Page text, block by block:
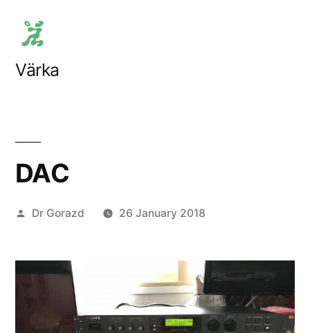
content
Värka
DAC
Posted
Dr Gorazd 26 January 2018